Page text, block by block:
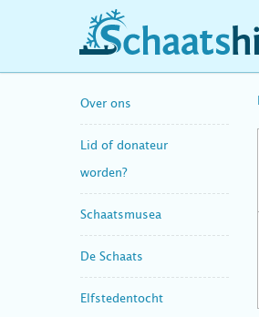
schaatshistorie.nl
Over ons
Lid of donateur
worden?
Schaatsmusea
De Schaats
Elfstedentocht